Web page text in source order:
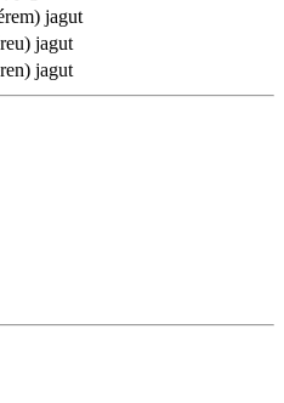
jagut
jagut
jagut